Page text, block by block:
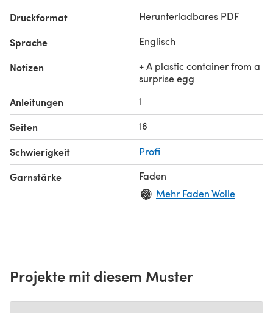
Druckformat Herunterladbares PDF
Sprache Englisch
Notizen
+ A plastic container from a
surprise egg
Anleitungen 1
Seiten 16
Schwierigkeit Profi
Garnstärke
Faden
Mehr Faden Wolle
Projekte mit diesem Muster